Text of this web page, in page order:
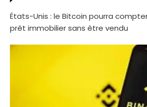
États-Unis : le Bitcoin pourra
prêt immobilier sans être vendu